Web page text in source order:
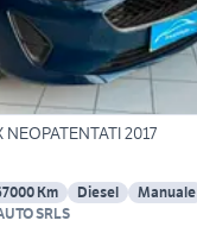
2017
Km Diesel Manuale
SRLS